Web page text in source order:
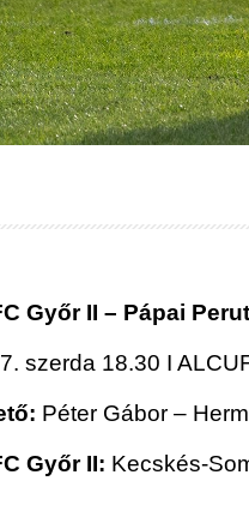
Győr II – Pápai
szerda 18.30 I
Péter Gábor –
Győr II: Kecskés-